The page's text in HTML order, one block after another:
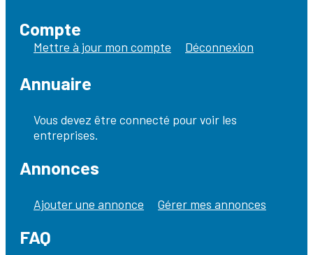
Compte
Mettre à jour mon compte Déconnexion
Annuaire
Vous devez être connecté pour voir les
entreprises.
Annonces
Ajouter une annonce Gérer mes annonces
FAQ